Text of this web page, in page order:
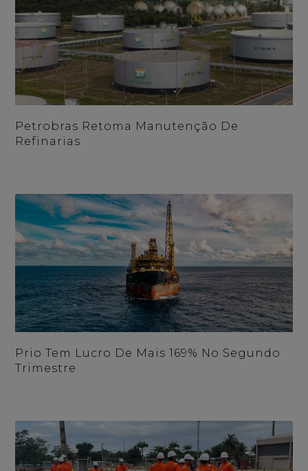
Petrobras Retoma Manutenção De
Refinarias
Prio Tem Lucro De Mais 169% No Segundo
Trimestre